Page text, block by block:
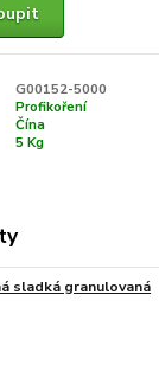
G00152-5000
Profikoření
Čína
5 Kg
sladká granulovaná